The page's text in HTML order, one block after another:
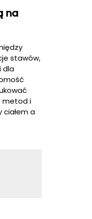
na
stawów,
dla
metod i
ciałem a